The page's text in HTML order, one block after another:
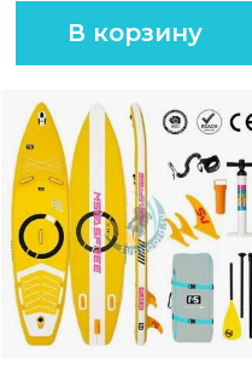
В корзину